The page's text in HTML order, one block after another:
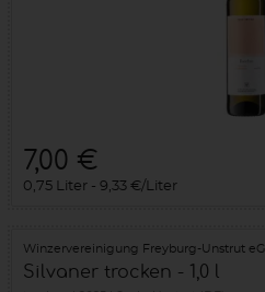
7,00 €
0,75 Liter 9,33 €/Liter
Winzervereinigung Freyburg-Unstrut eG
Silvaner trocken - 1,0 l